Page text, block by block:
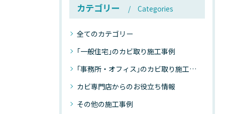
カテゴリー Categories
全てのカテゴリー
｢一般住宅｣のカビ取り施工事例
｢事務所・オフィス｣のカビ取り施工事例
カビ専門店からのお役立ち情報
その他の施工事例